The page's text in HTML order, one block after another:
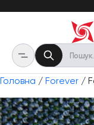
Головна / Forever /